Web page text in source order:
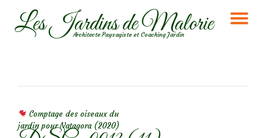
AllerLes Jardins de Malorie
Architecte Paysagiste et Coaching Jardin
Comptage des oiseaux du
jardin pour Natagora (2020)